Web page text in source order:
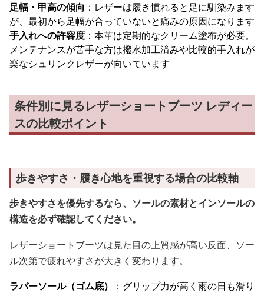
足幅・甲高の傾向 ：レザーは履き慣れると足に馴染みます
が、最初から足幅が合っていないと痛みの原因になります
手入れへの許容度 ：本革は定期的なクリーム塗布が必要。
メンテナンスが苦手な方は撥水加工済みや比較的手入れが
楽なシュリンクレザーが向いています
条件別に見るレザーショートブーツ レディー
スの比較ポイント
歩きやすさ・履き心地を重視する場合の比較軸
歩きやすさを優先するなら、ソールの素材とインソールの
構造を必ず確認してください。
レザーショートブーツは見た目の上質感が高い反面、ソー
ル次第で疲れやすさが大きく変わります。
ラバーソール（ゴム底）
：グリップ力が高く雨の日も滑り